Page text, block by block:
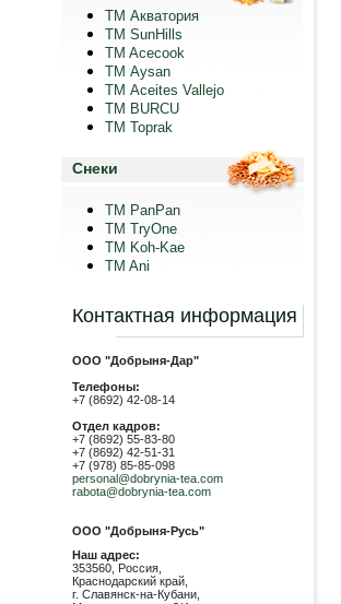
ТМ Акватория
ТМ SunHills
TM Acecook
ТМ Aysan
ТМ Aceites Vallejo
TM BURCU
TM Toprak
Снеки
TM PanPan
ТМ TryOne
ТМ Koh-Kae
TM Ani
Контактная информация
ООО "Добрыня-Дар"
Телефоны:
+7 (8692) 42-08-14
Отдел кадров:
+7 (8692) 55-83-80
+7 (8692) 42-51-31
+7 (978) 85-85-098
personal@dobrynia-tea.com
rabota@dobrynia-tea.com
ООО "Добрыня-Русь"
Наш адрес:
353560, Россия,
Краснодарский край,
г. Славянск-на-Кубани,